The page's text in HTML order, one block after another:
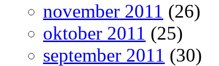
november 2011 (26)
oktober 2011 (25)
september 2011 (30)